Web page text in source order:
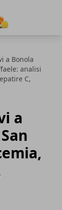
a Bonola
analisi
C,
a